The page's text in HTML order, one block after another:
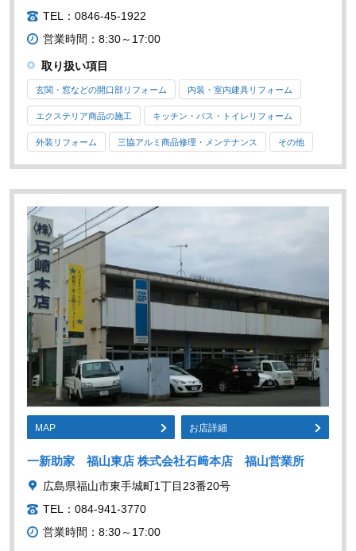
TEL：0846-45-1922
営業時間：8:30～17:00
取り扱い項目
玄関・窓などの開口部リフォーム 内装・室内建具リフォーム
エクステリア商品の施工 キッチン・バス・トイレリフォーム
外装リフォーム 三協アルミ商品修理・メンテナンス その他
MAP お店詳細
一新助家 福山東店 株式会社石﨑本店 福山営業所
広島県福山市東手城町1丁目23番20号
TEL：084-941-3770
営業時間：8:30～17:00